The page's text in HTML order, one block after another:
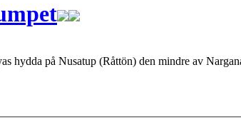
hydda på Nusatup (Råttön) den mindre av